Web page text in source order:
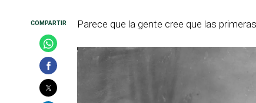
Parece que la gente cree que las